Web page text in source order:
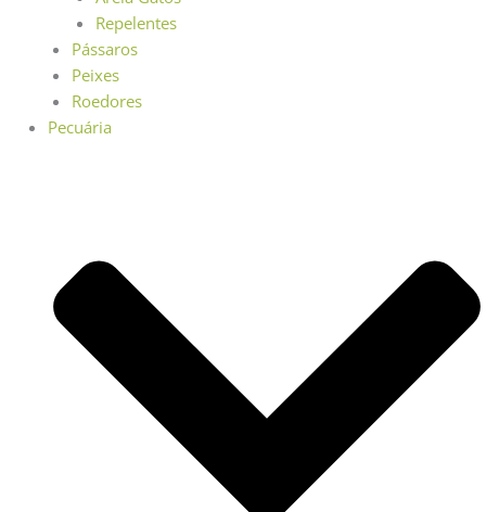
Repelentes
Pássaros
Peixes
Roedores
Pecuária